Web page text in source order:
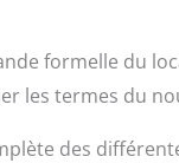
formelle du
les termes du
des